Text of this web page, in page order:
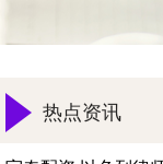
热点资讯